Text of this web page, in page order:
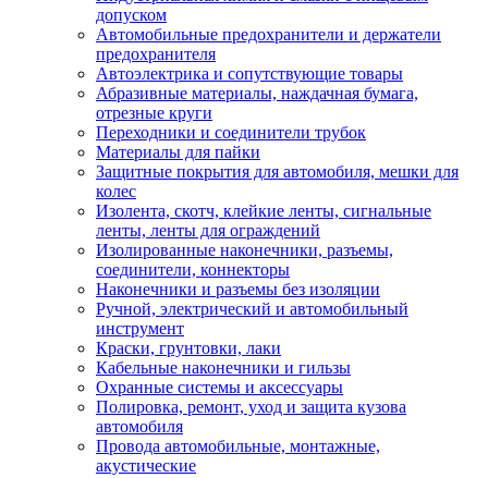
допуском
Автомобильные предохранители и держатели
предохранителя
Автоэлектрика и сопутствующие товары
Абразивные материалы, наждачная бумага,
отрезные круги
Переходники и соединители трубок
Материалы для пайки
Защитные покрытия для автомобиля, мешки для
колес
Изолента, скотч, клейкие ленты, сигнальные
ленты, ленты для ограждений
Изолированные наконечники, разъемы,
соединители, коннекторы
Наконечники и разъемы без изоляции
Ручной, электрический и автомобильный
инструмент
Краски, грунтовки, лаки
Кабельные наконечники и гильзы
Охранные системы и аксессуары
Полировка, ремонт, уход и защита кузова
автомобиля
Провода автомобильные, монтажные,
акустические